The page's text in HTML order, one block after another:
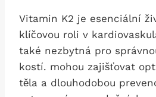
Vitamin K2 je esenciální
klíčovou roli v
také nezbytná pro
kostí. mohou zajišťovat
těla a dlouhodobou